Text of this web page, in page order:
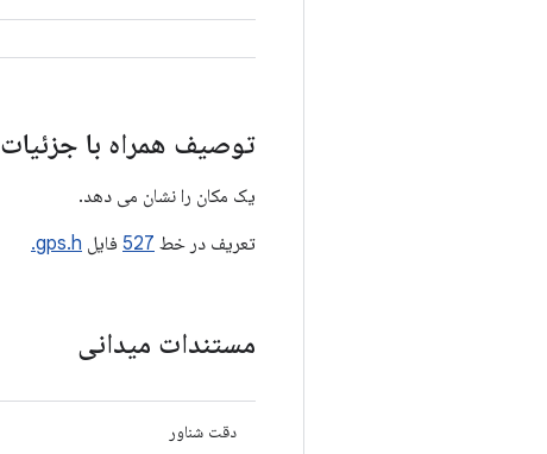
توصیف همراه با جزئیات
یک مکان را نشان می دهد.
تعریف در خط 527 فایل gps.h.
مستندات میدانی
دقت شناور